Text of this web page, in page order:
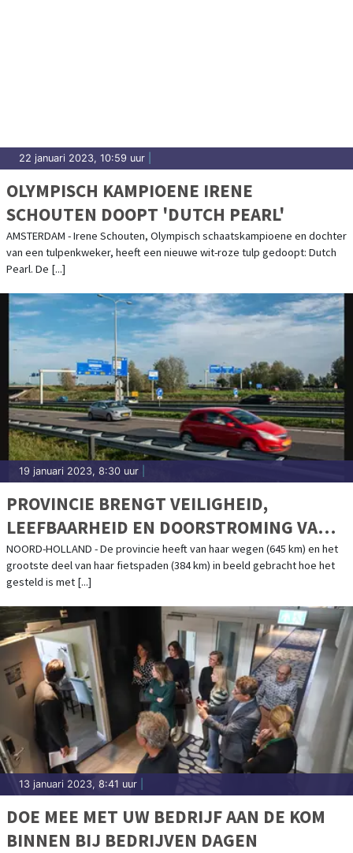
22 januari 2023, 10:59 uur
OLYMPISCH KAMPIOENE IRENE
SCHOUTEN DOOPT 'DUTCH PEARL'
AMSTERDAM - Irene Schouten, Olympisch schaatskampioene en dochter
van een tulpenkweker, heeft een nieuwe wit-roze tulp gedoopt: Dutch
Pearl. De [...]
19 januari 2023, 8:30 uur
PROVINCIE BRENGT VEILIGHEID,
LEEFBAARHEID EN DOORSTROMING VAN
NOORD-HOLLANDSE WEGEN IN KAART
NOORD-HOLLAND - De provincie heeft van haar wegen (645 km) en het
grootste deel van haar fietspaden (384 km) in beeld gebracht hoe het
gesteld is met [...]
13 januari 2023, 8:41 uur
DOE MEE MET UW BEDRIJF AAN DE KOM
BINNEN BIJ BEDRIJVEN DAGEN